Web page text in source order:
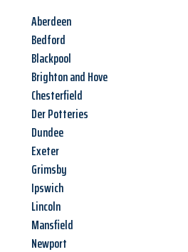
Aberdeen
Bedford
Blackpool
Brighton and Hove
Chesterfield
Der Potteries
Dundee
Exeter
Grimsby
Ipswich
Lincoln
Mansfield
Newport